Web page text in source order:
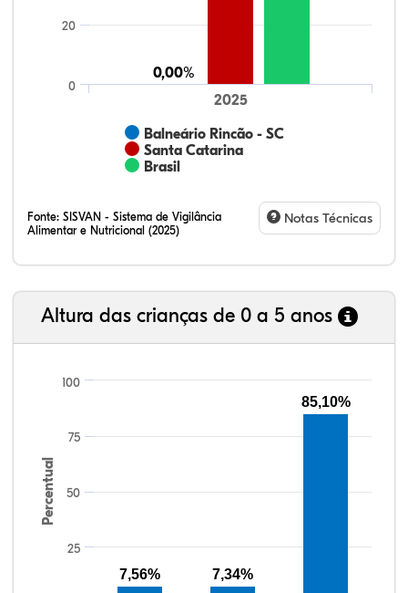
0,00%
0,00%
Balneário Rincão - SC
Santa Catarina
Brasil
2025
0
20
Fonte: SISVAN - Sistema de Vigilância
Alimentar e Nutricional (2025)
Notas Técnicas
Altura das crianças de 0 a 5 anos
Percentual
25
50
75
100
7,56% 7,34%
85,10%